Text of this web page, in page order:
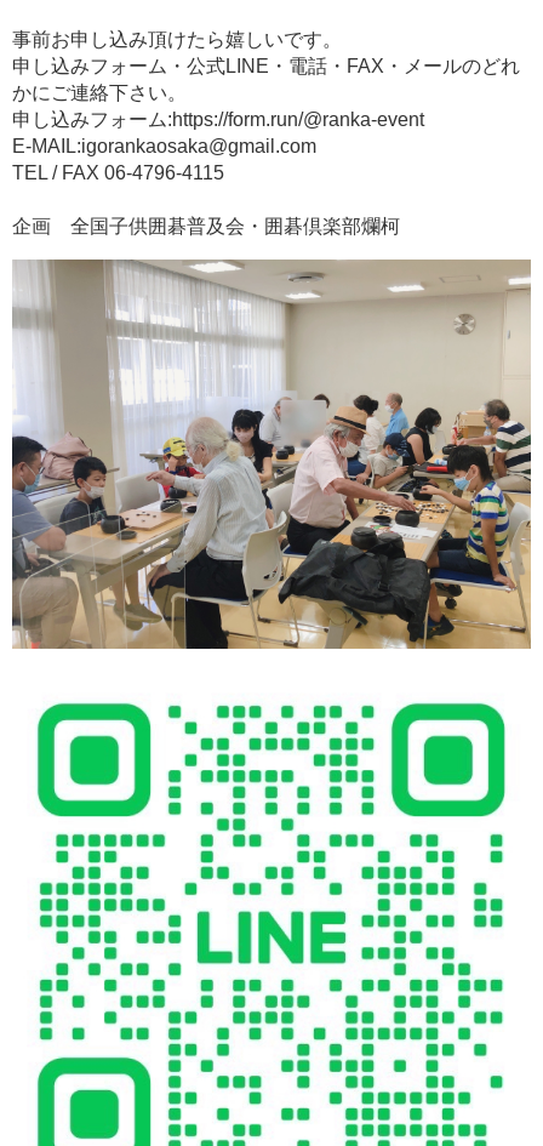
事前お申し込み頂けたら嬉しいです。
申し込みフォーム・公式LINE・電話・FAX・メールのどれ
かにご連絡下さい。
申し込みフォーム:https://form.run/@ranka-event
E-MAIL:igorankaosaka@gmail.com
TEL / FAX 06-4796-4115
企画 全国子供囲碁普及会・囲碁倶楽部爛柯